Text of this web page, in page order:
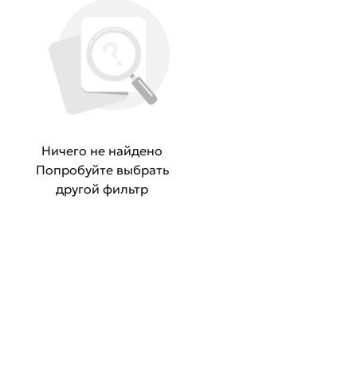
Ничего не найдено
Попробуйте выбрать
другой фильтр